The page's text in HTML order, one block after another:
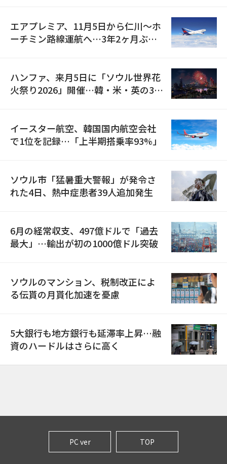
エアプレミア、11月5日から仁川〜ホ
ーチミン路線運航へ…3年2ヶ月ぶり
ハンファ、来月5日に「ソウル世界花
火祭り2026」開催…韓・米・英の3カ
イースター航空、韓国国内航空会社
で1位を記録…「上半期搭乗率93%」
ソウル市「猛暑重大警報」が発令さ
れた4日、熱中症患者39人追加発生
6月の経常収支、497億ドルで「過去
最大」…輸出が初の1000億ドル突破
ソウルのマンション、税制改正によ
る伝貰の月貰化加速を憂慮
5大銀行も地方銀行も延滞率上昇…融
資のハードルはさらに高く
PC ver TOP